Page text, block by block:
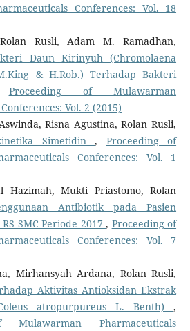
Conferences: Vol. 18
Rusli, Adam M. Ramadhan,
Daun Kirinyuh (Chromolaena
& H.Rob.) Terhadap Bakteri
Proceeding of Mulawarman
Vol. 2 (2015)
Risna Agustina, Rolan Rusli,
Simetidin, Proceeding of
Conferences: Vol. 1
Hazimah, Mukti Priastomo, Rolan
Antibiotik pada Pasien
SMC Periode 2017, Proceeding of
Conferences: Vol. 7
Mirhansyah Ardana, Rolan Rusli,
Aktivitas Antioksidan Ekstrak
atropurpureus L. Benth),
Mulawarman Pharmaceuticals